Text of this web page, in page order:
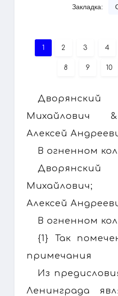
Закладка:
1 2 3 4
8 9 10
Михайлович
Алексей
В огненном
Алексей
В огненном
{1} Так
примечания
Из
Ленинграда